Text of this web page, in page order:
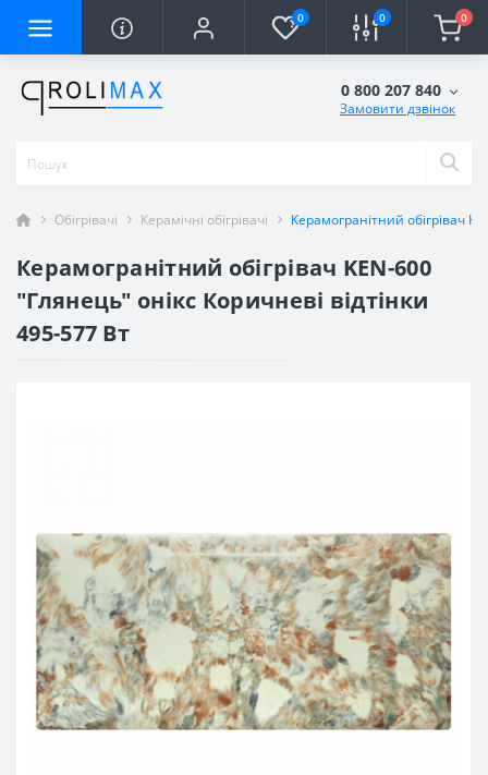
0 0 0
0 800 207 840
Замовити дзвінок
Обігрівачі Керамічні обігрівачі Керамогранітний обігрівач
Керамогранітний обігрівач KEN-600
"Глянець" онікс Коричневі відтінки
495-577 Вт